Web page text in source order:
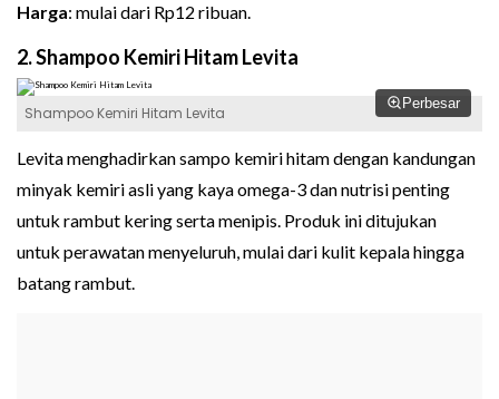
Harga: mulai dari Rp12 ribuan.
2. Shampoo Kemiri Hitam Levita
Perbesar
Shampoo Kemiri Hitam Levita
Levita menghadirkan sampo kemiri hitam dengan kandungan
minyak kemiri asli yang kaya omega-3 dan nutrisi penting
untuk rambut kering serta menipis. Produk ini ditujukan
untuk perawatan menyeluruh, mulai dari kulit kepala hingga
batang rambut.